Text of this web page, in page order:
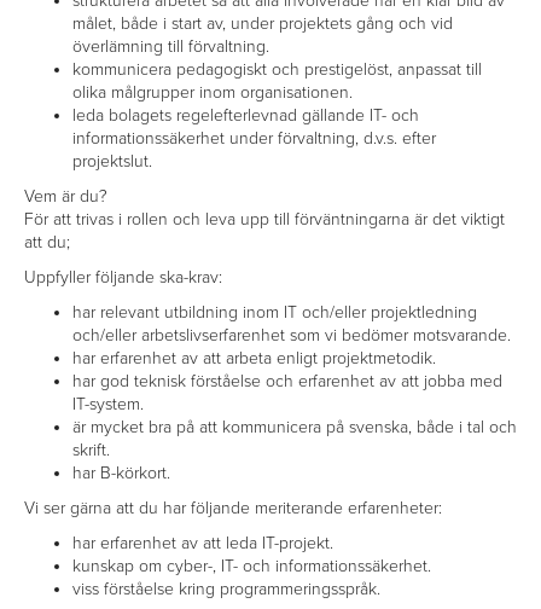
målet, både i start av, under projektets gång och vid
överlämning till förvaltning.
kommunicera pedagogiskt och prestigelöst, anpassat till
olika målgrupper inom organisationen.
leda bolagets regelefterlevnad gällande IT- och
informationssäkerhet under förvaltning, d.v.s. efter
projektslut.
Vem är du?
För att trivas i rollen och leva upp till förväntningarna är det viktigt
att du;
Uppfyller följande ska-krav:
har relevant utbildning inom IT och/eller projektledning
och/eller arbetslivserfarenhet som vi bedömer motsvarande.
har erfarenhet av att arbeta enligt projektmetodik.
har god teknisk förståelse och erfarenhet av att jobba med
IT-system.
är mycket bra på att kommunicera på svenska, både i tal och
skrift.
har B-körkort.
Vi ser gärna att du har följande meriterande erfarenheter:
har erfarenhet av att leda IT-projekt.
kunskap om cyber-, IT- och informationssäkerhet.
viss förståelse kring programmeringsspråk.